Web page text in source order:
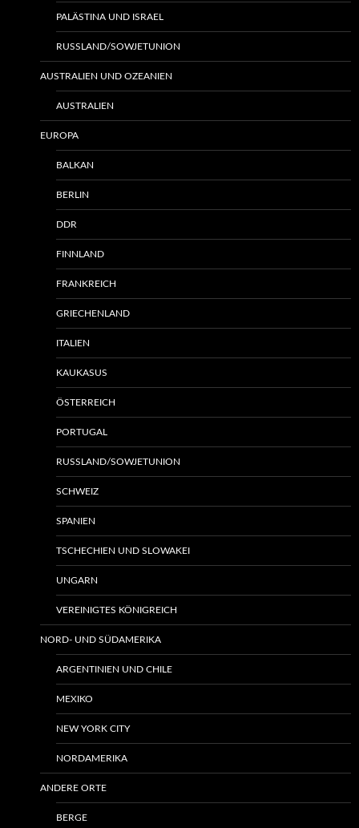
PALÄSTINA UND ISRAEL
RUSSLAND/SOWJETUNION
AUSTRALIEN UND OZEANIEN
AUSTRALIEN
EUROPA
BALKAN
BERLIN
DDR
FINNLAND
FRANKREICH
GRIECHENLAND
ITALIEN
KAUKASUS
ÖSTERREICH
PORTUGAL
RUSSLAND/SOWJETUNION
SCHWEIZ
SPANIEN
TSCHECHIEN UND SLOWAKEI
UNGARN
VEREINIGTES KÖNIGREICH
NORD- UND SÜDAMERIKA
ARGENTINIEN UND CHILE
MEXIKO
NEW YORK CITY
NORDAMERIKA
ANDERE ORTE
BERGE